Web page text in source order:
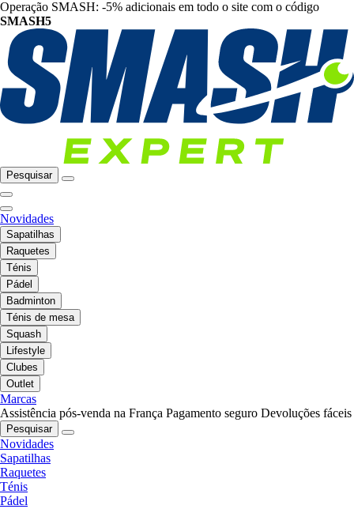
Operação SMASH: -5% adicionais em todo o site com o código
SMASH5
Pesquisar
Novidades
Sapatilhas
Raquetes
Ténis
Pádel
Badminton
Ténis de mesa
Squash
Lifestyle
Clubes
Outlet
Marcas
Assistência pós-venda na França Pagamento seguro Devoluções fáceis
Pesquisar
Novidades
Sapatilhas
Raquetes
Ténis
Pádel